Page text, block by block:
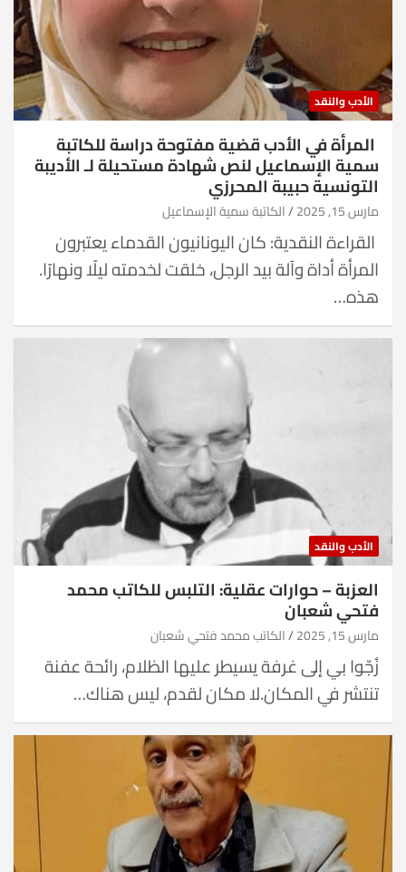
الأدب والنقد
المرأة في الأدب قضية مفتوحة دراسة للكاتبة
سمية الإسماعيل لنص شهادة مستحيلة لـ الأديبة
التونسية حبيبة المحرزي
مارس 15, 2025 الكاتبة سمية الإسماعيل
القراءة النقدية: كان اليونانيون القدماء يعتبرون
المرأة أداة وآلة بيد الرجل، خلقت لخدمته ليلًا ونهارًا.
هذه…
الأدب والنقد
العزبة – حوارات عقلية: التلبس للكاتب محمد
فتحي شعبان
مارس 15, 2025 الكاتب محمد فتحي شعبان
زُجّوا بي إلى غرفة يسيطر عليها الظلام، رائحة عفنة
تنتشر في المكان.لا مكان لقدم، ليس هناك…